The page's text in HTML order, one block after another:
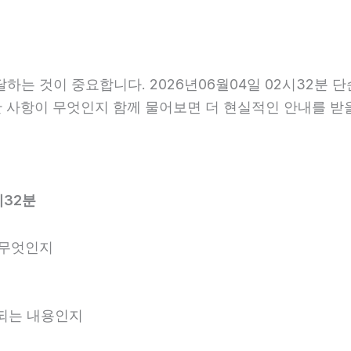
는 것이 중요합니다. 2026년06월04일 02시32분
항이 무엇인지 함께 물어보면 더 현실적인 안내를 받
32분
엇인지
는 내용인지